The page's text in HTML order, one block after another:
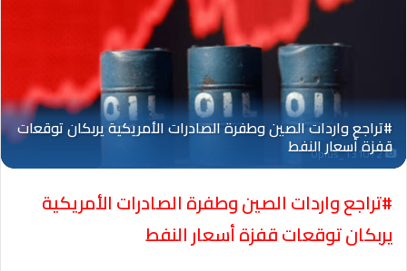
Oplus_131072
#تراجع واردات الصين وطفرة الصادرات الأمريكية
يربكان توقعات قفزة أسعار النفط